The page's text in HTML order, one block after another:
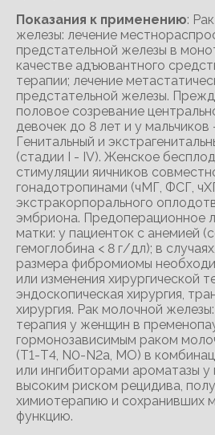
Показания к применению:
железы: лечение
предстательной железы в
качестве адъювантного
терапии; лечение
предстательной железы.
половое созревание
девочек до 8 лет и у мальчиков
Генитальный и
(стадии I - IV). Женское
стимуляции яичников
гонадотропинами (чМГ, ФСГ,
экстракорпорального
эмбриона. Предоперационное
матки: у пациенток с анемией
гемоглобина < 8 г/дл); в
размера фибромиомы
или изменения хирургической
эндоскопическая хирургия,
хирургия. Рак молочной
терапия у женщин в
гормонозависимым раком
(Т1-Т4, N0-N2a, МО) в
или ингибиторами ароматазы у
высоким риском рецидива,
химиотерапию и сохранивших
функцию.